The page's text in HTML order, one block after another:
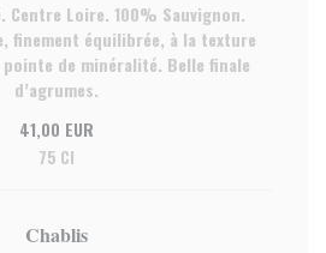
Centre Loire. 100% Sauvignon.
finement équilibrée, à la texture
pointe de minéralité. Belle finale
d’agrumes.
41,00 EUR
75 Cl
Chablis